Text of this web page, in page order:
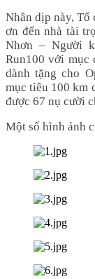
Nhân dịp này,
ơn đến nhà tài
Nhơn – Người
Run100 với mục
dành tặng cho
mục tiêu 100 km
được 67 nụ cười
Một số hình ảnh